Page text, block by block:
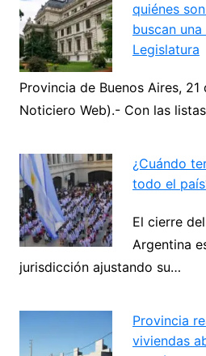
quiénes
buscan
Legislatura
Provincia de Buenos Aires,
Noticiero Web).- Con las
¿Cuándo
todo el
El cierre
Argentina
jurisdicción ajustando su…
Provincia
viviendas